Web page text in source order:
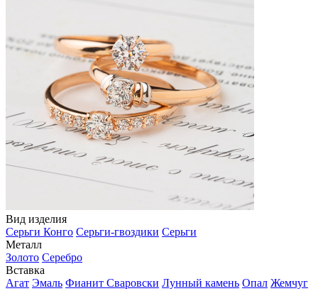
Вид изделия
Серьги Конго Серьги-гвоздики Серьги
Металл
Золото Серебро
Вставка
Агат Эмаль Фианит Сваровски Лунный камень Опал Жемчуг